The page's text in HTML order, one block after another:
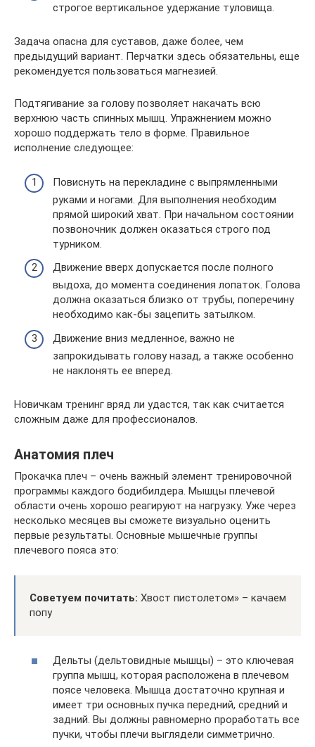
строгое вертикальное удержание туловища.
Задача опасна для суставов, даже более, чем
предыдущий вариант. Перчатки здесь обязательны, еще
рекомендуется пользоваться магнезией.
Подтягивание за голову позволяет накачать всю
верхнюю часть спинных мышц. Упражнением можно
хорошо поддержать тело в форме. Правильное
исполнение следующее:
Повиснуть на перекладине с выпрямленными
руками и ногами. Для выполнения необходим
прямой широкий хват. При начальном состоянии
позвоночник должен оказаться строго под
турником.
Движение вверх допускается после полного
выдоха, до момента соединения лопаток. Голова
должна оказаться близко от трубы, поперечину
необходимо как-бы зацепить затылком.
Движение вниз медленное, важно не
запрокидывать голову назад, а также особенно
не наклонять ее вперед.
Новичкам тренинг вряд ли удастся, так как считается
сложным даже для профессионалов.
Анатомия плеч
Прокачка плеч – очень важный элемент тренировочной
программы каждого бодибилдера. Мышцы плечевой
области очень хорошо реагируют на нагрузку. Уже через
несколько месяцев вы сможете визуально оценить
первые результаты. Основные мышечные группы
плечевого пояса это:
Советуем почитать: Хвост пистолетом» – качаем
попу
Дельты (дельтовидные мышцы) – это ключевая
группа мышц, которая расположена в плечевом
поясе человека. Мышца достаточно крупная и
имеет три основных пучка передний, средний и
задний. Вы должны равномерно проработать все
пучки, чтобы плечи выглядели симметрично.